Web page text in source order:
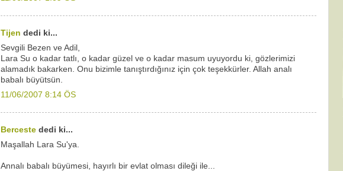
Tijen dedi ki...
Sevgili Bezen ve Adil,
Lara Su o kadar tatlı, o kadar güzel ve o kadar masum uyuyordu ki, gözlerimizi
alamadık bakarken. Onu bizimle tanıştırdığınız için çok teşekkürler. Allah analı
babalı büyütsün.
11/06/2007 8:14 ÖS
Berceste dedi ki...
Maşallah Lara Su'ya.
Annalı babalı büyümesi, hayırlı bir evlat olması dileği ile...